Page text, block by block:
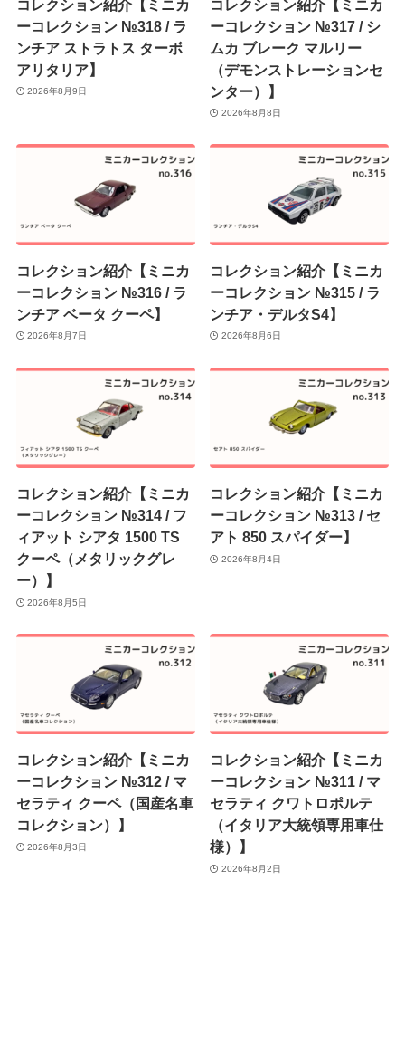
コレクション紹介【ミニカ
ーコレクション №318 / ラ
ンチア ストラトス ターボ
アリタリア】
2026年8月9日
コレクション紹介【ミニカ
ーコレクション №317 / シ
ムカ ブレーク マルリー
（デモンストレーションセ
ンター）】
2026年8月8日
コレクション紹介【ミニカ
ーコレクション №316 / ラ
ンチア ベータ クーペ】
2026年8月7日
コレクション紹介【ミニカ
ーコレクション №315 / ラ
ンチア・デルタS4】
2026年8月6日
コレクション紹介【ミニカ
ーコレクション №314 / フ
ィアット シアタ 1500 TS
クーペ（メタリックグレ
ー）】
2026年8月5日
コレクション紹介【ミニカ
ーコレクション №313 / セ
アト 850 スパイダー】
2026年8月4日
コレクション紹介【ミニカ
ーコレクション №312 / マ
セラティ クーペ（国産名車
コレクション）】
2026年8月3日
コレクション紹介【ミニカ
ーコレクション №311 / マ
セラティ クワトロポルテ
（イタリア大統領専用車仕
様）】
2026年8月2日